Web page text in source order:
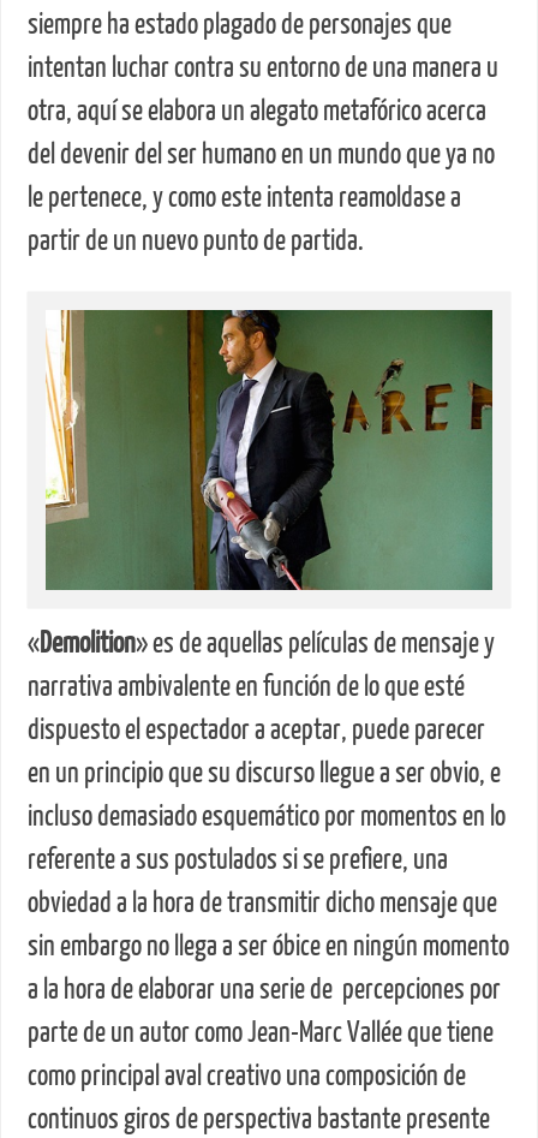
siempre ha estado plagado de personajes que
intentan luchar contra su entorno de una manera u
otra, aquí se elabora un alegato metafórico acerca
del devenir del ser humano en un mundo que ya no
le pertenece, y como este intenta reamoldase a
partir de un nuevo punto de partida.
«Demolition» es de aquellas películas de mensaje y
narrativa ambivalente en función de lo que esté
dispuesto el espectador a aceptar, puede parecer
en un principio que su discurso llegue a ser obvio, e
incluso demasiado esquemático por momentos en lo
referente a sus postulados si se prefiere, una
obviedad a la hora de transmitir dicho mensaje que
sin embargo no llega a ser óbice en ningún momento
a la hora de elaborar una serie de percepciones por
parte de un autor como Jean-Marc Vallée que tiene
como principal aval creativo una composición de
continuos giros de perspectiva bastante presente